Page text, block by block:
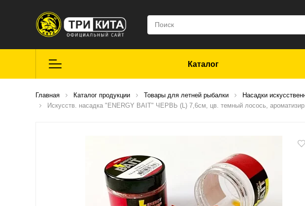
Каталог
Мягкие приманки
CROXY
Главная Каталог продукции Товары для летней рыбалки Насадки
Искусств. насадка "ENERGY BAIT" ЧЕРВЬ (L) 7,6см, цв. темный лосось,